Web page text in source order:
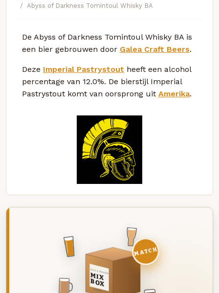
Abyss of Darkness Tomintoul Whisky BA
De Abyss of Darkness Tomintoul Whisky BA is
een bier gebrouwen door Galea Craft Beers.
Deze Imperial Pastrystout heeft een alcohol
percentage van 12.0%. De bierstijl Imperial
Pastrystout komt van oorsprong uit Amerika.
DEZE MAAND
MIX
BOX
8 BIEREN
MATCH